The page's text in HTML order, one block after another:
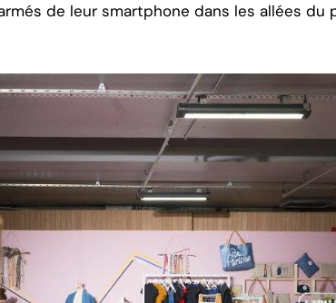
de leur smartphone dans les allées du